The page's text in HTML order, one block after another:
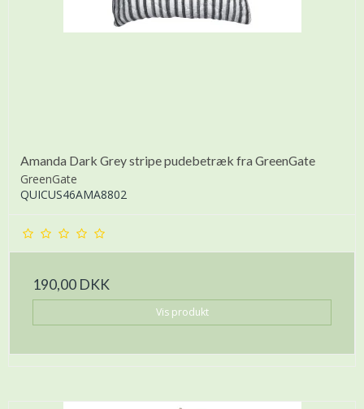
Amanda Dark Grey stripe pudebetræk fra GreenGate
GreenGate
QUICUS46AMA8802
190,00 DKK
Vis produkt